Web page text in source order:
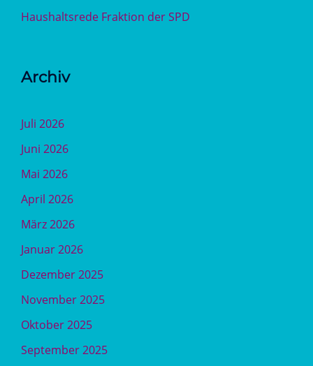
Haushaltsrede Fraktion der SPD
Archiv
Juli 2026
Juni 2026
Mai 2026
April 2026
März 2026
Januar 2026
Dezember 2025
November 2025
Oktober 2025
September 2025